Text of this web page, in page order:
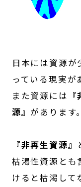
日本には資源が
っている現実が
また資源には
源』 があります。
『非再生資源』
枯渇性資源とも
けると枯渇して